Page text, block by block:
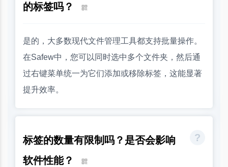
的标签吗？
是的，大多数现代文件管理工具都支持批量操作。
在Safew中，您可以同时选中多个文件夹，然后通
过右键菜单统一为它们添加或移除标签，这能显著
提升效率。
标签的数量有限制吗？是否会影响
软件性能？